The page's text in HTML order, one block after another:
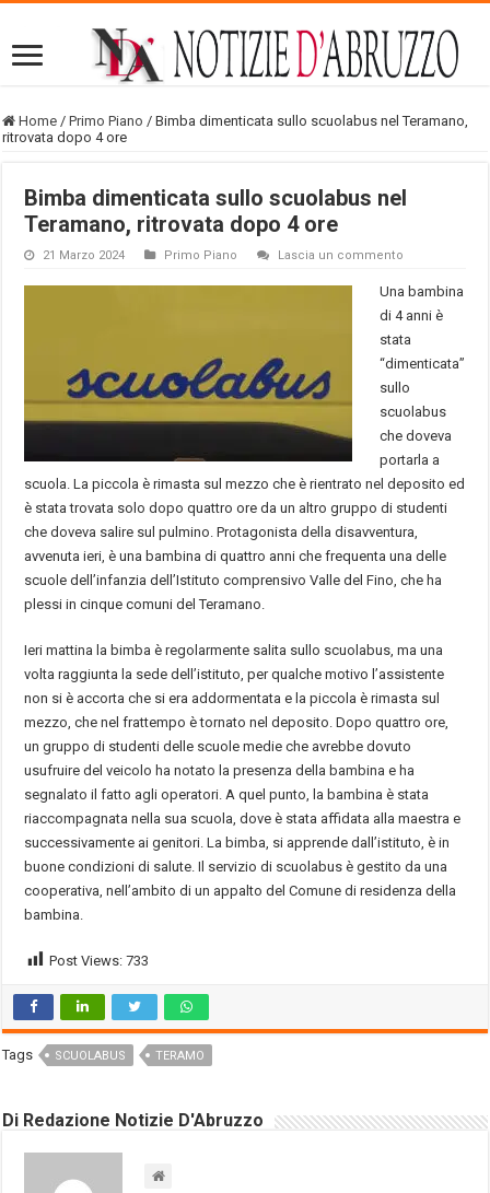
Home / Primo Piano / Bimba dimenticata sullo scuolabus nel Teramano,
ritrovata dopo 4 ore
Bimba dimenticata sullo scuolabus nel
Teramano, ritrovata dopo 4 ore
21 Marzo 2024 Primo Piano Lascia un commento
Una bambina
di 4 anni è
stata
“dimenticata”
sullo
scuolabus
che doveva
portarla a
scuola. La piccola è rimasta sul mezzo che è rientrato nel deposito ed
è stata trovata solo dopo quattro ore da un altro gruppo di studenti
che doveva salire sul pulmino. Protagonista della disavventura,
avvenuta ieri, è una bambina di quattro anni che frequenta una delle
scuole dell’infanzia dell’Istituto comprensivo Valle del Fino, che ha
plessi in cinque comuni del Teramano.
Ieri mattina la bimba è regolarmente salita sullo scuolabus, ma una
volta raggiunta la sede dell’istituto, per qualche motivo l’assistente
non si è accorta che si era addormentata e la piccola è rimasta sul
mezzo, che nel frattempo è tornato nel deposito. Dopo quattro ore,
un gruppo di studenti delle scuole medie che avrebbe dovuto
usufruire del veicolo ha notato la presenza della bambina e ha
segnalato il fatto agli operatori. A quel punto, la bambina è stata
riaccompagnata nella sua scuola, dove è stata affidata alla maestra e
successivamente ai genitori. La bimba, si apprende dall’istituto, è in
buone condizioni di salute. Il servizio di scuolabus è gestito da una
cooperativa, nell’ambito di un appalto del Comune di residenza della
bambina.
Post Views: 733
Tags SCUOLABUS TERAMO
Di Redazione Notizie D'Abruzzo